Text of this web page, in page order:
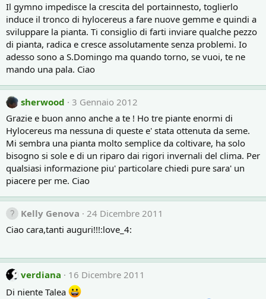
Il gymno impedisce la crescita del portainnesto, toglierlo
induce il tronco di hylocereus a fare nuove gemme e quindi a
sviluppare la pianta. Ti consiglio di farti inviare qualche pezzo
di pianta, radica e cresce assolutamente senza problemi. Io
adesso sono a S.Domingo ma quando torno, se vuoi, te ne
mando una pala. Ciao
sherwood
3 Gennaio 2012
Grazie e buon anno anche a te ! Ho tre piante enormi di
Hylocereus ma nessuna di queste e' stata ottenuta da seme.
Mi sembra una pianta molto semplice da coltivare, ha solo
bisogno si sole e di un riparo dai rigori invernali del clima. Per
qualsiasi informazione piu' particolare chiedi pure sara' un
piacere per me. Ciao
Kelly Genova
24 Dicembre 2011
Ciao cara,tanti auguri!!!:love_4:
verdiana
16 Dicembre 2011
Di niente Talea